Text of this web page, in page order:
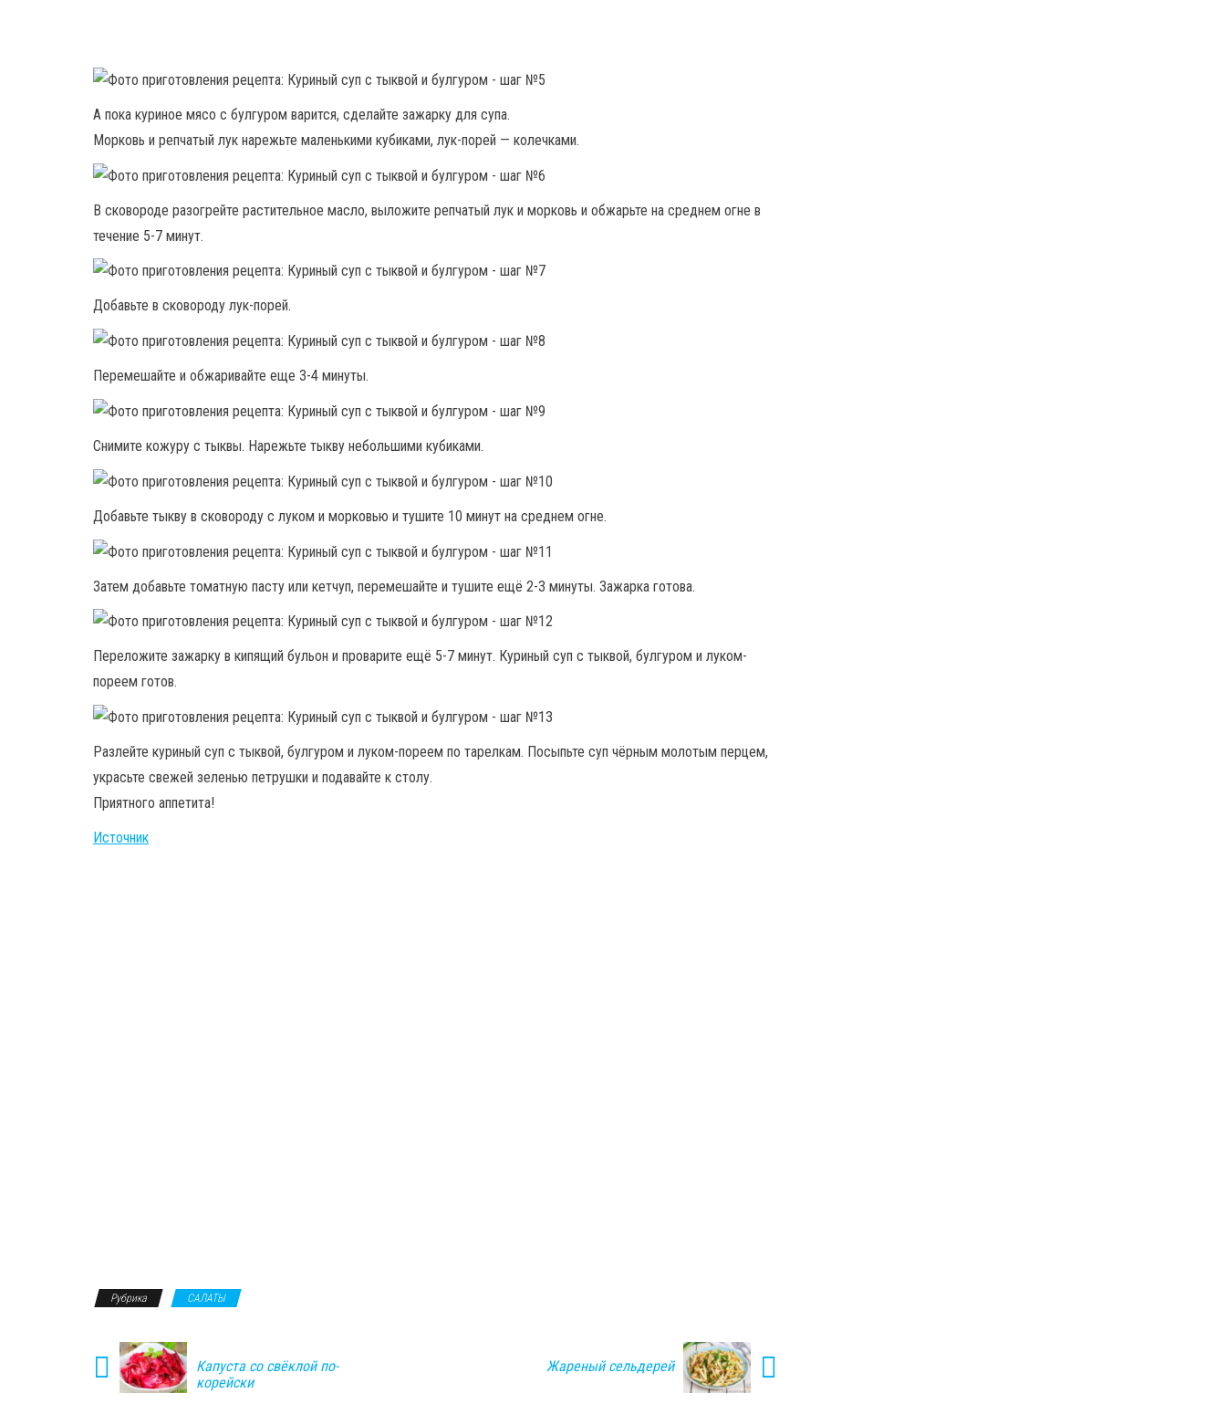
А пока куриное мясо с булгуром варится, сделайте зажарку для супа.
Морковь и репчатый лук нарежьте маленькими кубиками, лук-порей — колечками.
В сковороде разогрейте растительное масло, выложите репчатый лук и морковь и обжарьте на среднем огне в
течение 5-7 минут.
Добавьте в сковороду лук-порей.
Перемешайте и обжаривайте еще 3-4 минуты.
Снимите кожуру с тыквы. Нарежьте тыкву небольшими кубиками.
Добавьте тыкву в сковороду с луком и морковью и тушите 10 минут на среднем огне.
Затем добавьте томатную пасту или кетчуп, перемешайте и тушите ещё 2-3 минуты. Зажарка готова.
Переложите зажарку в кипящий бульон и проварите ещё 5-7 минут. Куриный суп с тыквой, булгуром и луком-
пореем готов.
Разлейте куриный суп с тыквой, булгуром и луком-пореем по тарелкам. Посыпьте суп чёрным молотым перцем,
украсьте свежей зеленью петрушки и подавайте к столу.
Приятного аппетита!
Источник
Рубрика САЛАТЫ
Капуста со свёклой по-
корейски
Жареный сельдерей